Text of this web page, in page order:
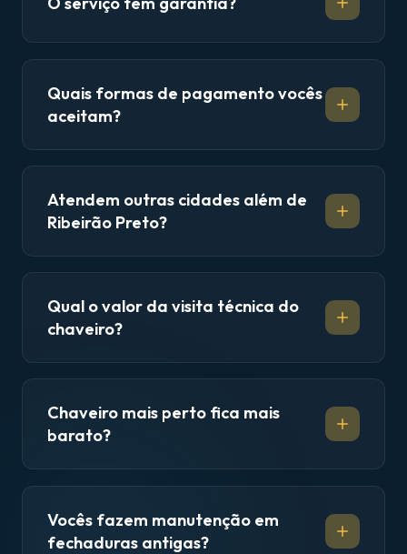
Quais formas de pagamento vocês
aceitam?
Atendem outras cidades além de
Ribeirão Preto?
Qual o valor da visita técnica do
chaveiro?
Chaveiro mais perto fica mais
barato?
Vocês fazem manutenção em
fechaduras antigas?